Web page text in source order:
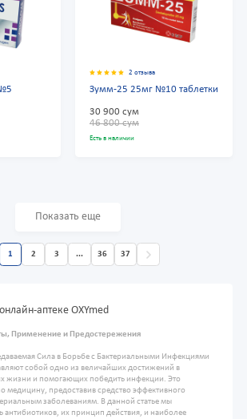
2 отзыва
Зумм-25 25мг №10 таблетки
30 900 сум
46 800 сум
Есть в наличии
Показать еще
1 2 3 ... 36 37
аптеке OXYmed
Применение и Предостережения
Сила в Борьбе с Бактериальными Инфекциями
собой одно из величайших достижений в
жизни и помогающих победить инфекции. Это
медицину, предоставив средство эффективного
заболеваниям. В данной статье мы
антибиотиков, их принцип действия, и наиболее